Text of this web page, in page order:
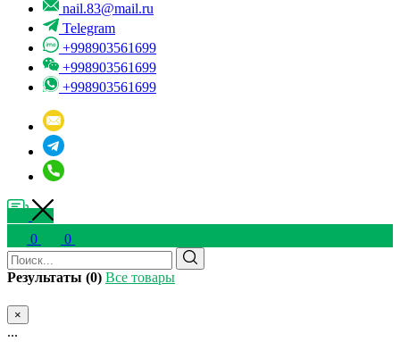
nail.83@mail.ru
Telegram
+998903561699
+998903561699
+998903561699
0 0
Результаты (0) Все товары
×
...